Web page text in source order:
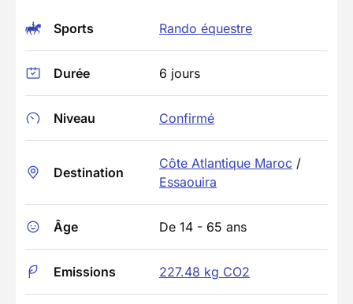
Sports Rando équestre
Durée 6 jours
Niveau Confirmé
Destination
Côte Atlantique Maroc /
Essaouira
Âge De 14 - 65 ans
Emissions 227.48 kg CO2